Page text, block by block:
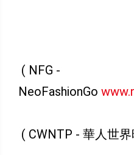
( NFG -
NeoFashionGo
( CWNTP - 華人世界